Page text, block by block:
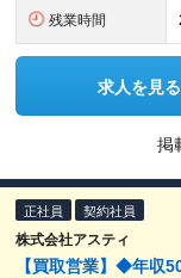
残業時間
求人を見る
掲
正社員 契約社員
株式会社アスティ
【買取営業】◆年収